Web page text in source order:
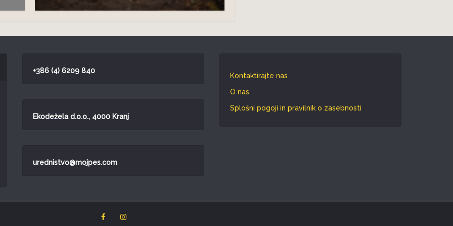
+386 (4) 6209 840
Ekodežela d.o.o., 4000 Kranj
urednistvo@mojpes.com
Kontaktirajte nas
O nas
Splošni pogoji in pravilnik o zasebnosti